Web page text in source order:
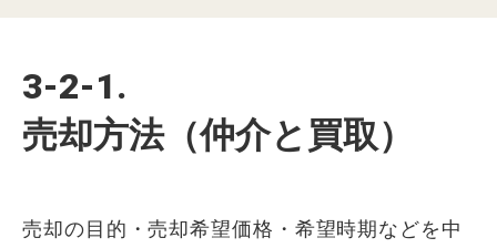
3-2-1.
売却方法（仲介と買取）
売却の目的・売却希望価格・希望時期などを中